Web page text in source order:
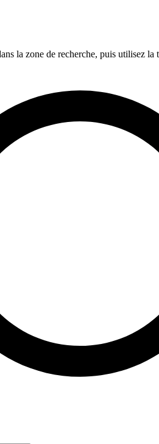
la zone de recherche, puis utilisez